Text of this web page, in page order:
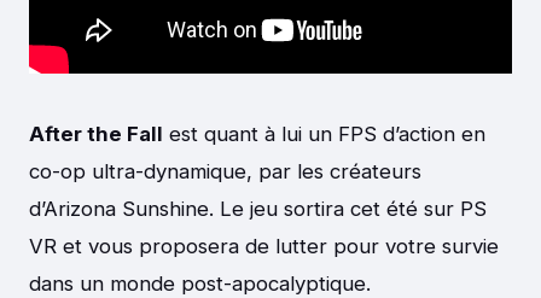
After the Fall est quant à lui un FPS d’action en
co-op ultra-dynamique, par les créateurs
d’Arizona Sunshine. Le jeu sortira cet été sur PS
VR et vous proposera de lutter pour votre survie
dans un monde post-apocalyptique.